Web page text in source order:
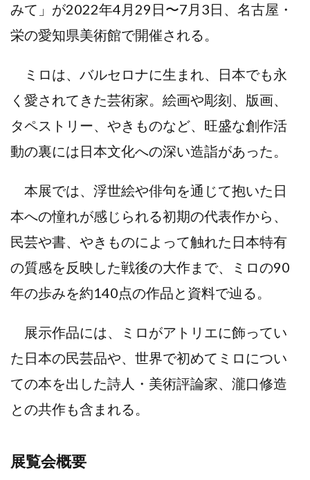
みて」が2022年4⽉29⽇〜7⽉3⽇、名古屋・
栄の愛知県美術館で開催される。
ミロは、バルセロナに⽣まれ、⽇本でも永
く愛されてきた芸術家。絵画や彫刻、版画、
タペストリー、やきものなど、旺盛な創作活
動の裏には⽇本⽂化への深い造詣があった。
本展では、浮世絵や俳句を通じて抱いた⽇
本への憧れが感じられる初期の代表作から、
⺠芸や書、やきものによって触れた⽇本特有
の質感を反映した戦後の⼤作まで、ミロの90
年の歩みを約140点の作品と資料で辿る。
展示作品には、ミロがアトリエに飾ってい
た⽇本の⺠芸品や、世界で初めてミロについ
ての本を出した詩⼈・美術評論家、瀧⼝修造
との共作も含まれる。
展覧会概要